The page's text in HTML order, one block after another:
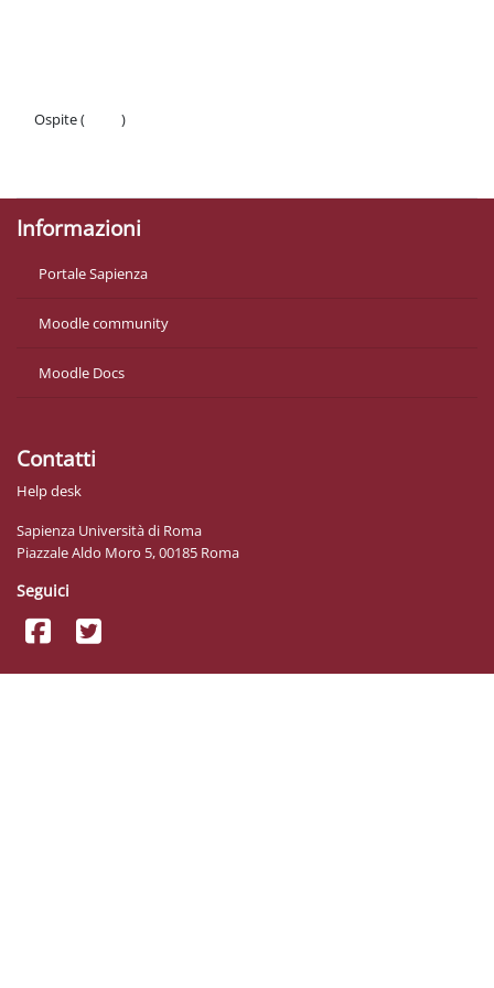
Ospite (
)
Informazioni
Portale Sapienza
Moodle community
Moodle Docs
Contatti
Help desk
Sapienza Università di Roma
Piazzale Aldo Moro 5, 00185 Roma
Seguici